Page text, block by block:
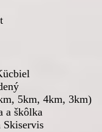
5km, 4km, 3km)
a škôlka
Skiservis